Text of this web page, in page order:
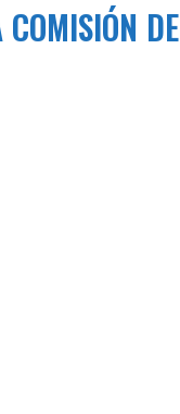
DE